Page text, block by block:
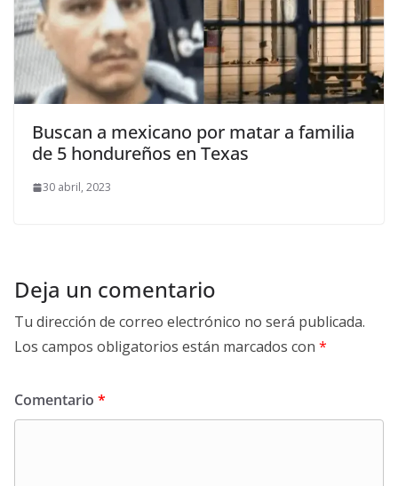
Buscan a mexicano por matar a familia
de 5 hondureños en Texas
30 abril, 2023
Deja un comentario
Tu dirección de correo electrónico no será publicada.
Los campos obligatorios están marcados con *
Comentario *